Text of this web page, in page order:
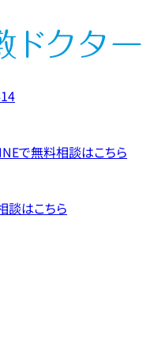
で無料相談はこちら
談はこちら